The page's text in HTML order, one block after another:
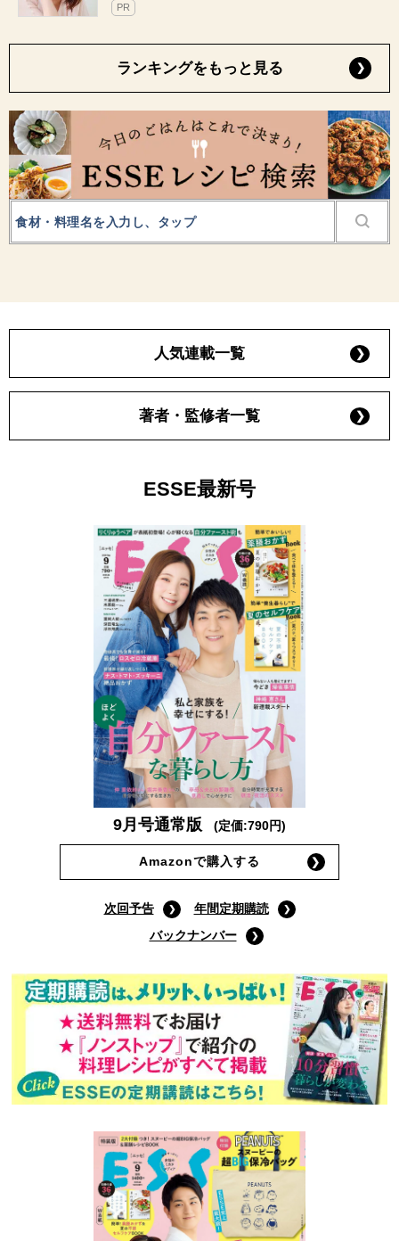
PR
ランキングをもっと見る
人気連載一覧
著者・監修者一覧
ESSE最新号
9月号通常版 (定価:790円)
Amazonで購入する
次回予告
年間定期購読
バックナンバー